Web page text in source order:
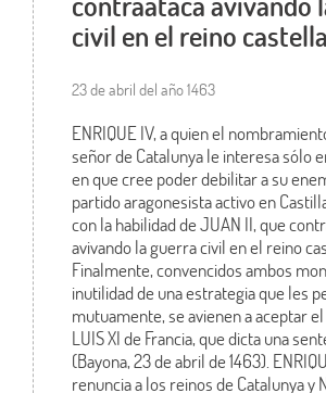
civil en el reino
23 de abril del año 1463
ENRIQUE IV, a quien el
señor de Catalunya le interesa sólo
en que cree poder debilitar a su
partido aragonesista activo en
con la habilidad de JUAN II, que
avivando la guerra civil en el reino
Finalmente, convencidos ambos
inutilidad de una estrategia que les
mutuamente, se avienen a aceptar
LUIS XI de Francia, que dicta una
(Bayona, 23 de abril de 1463).
renuncia a los reinos de Catalunya y